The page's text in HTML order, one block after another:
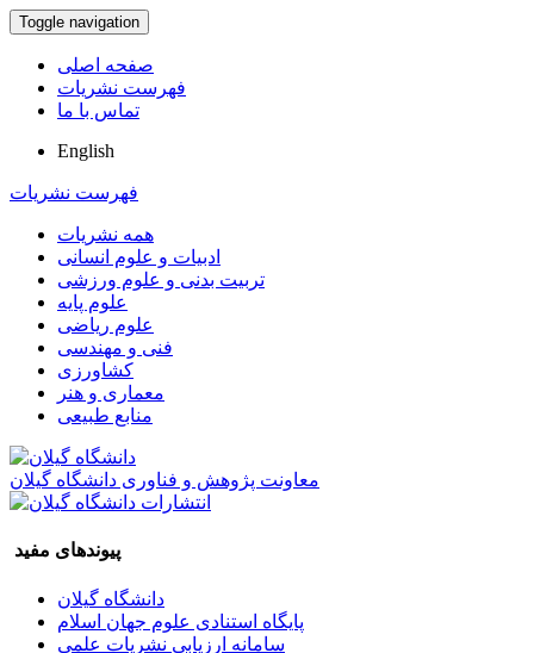
Toggle navigation
صفحه اصلی
فهرست نشریات
تماس با ما
English
فهرست نشریات
همه نشریات
ادبیات و علوم انسانی
تربیت بدنی و علوم ورزشی
علوم پایه
علوم ریاضی
فنی و مهندسی
کشاورزی
معماری و هنر
منابع طبیعی
معاونت پژوهش و فناوری دانشگاه گیلان
پیوندهای مفید
دانشگاه گیلان
پایگاه استنادی علوم جهان اسلام
سامانه ارزیابی نشریات علمی